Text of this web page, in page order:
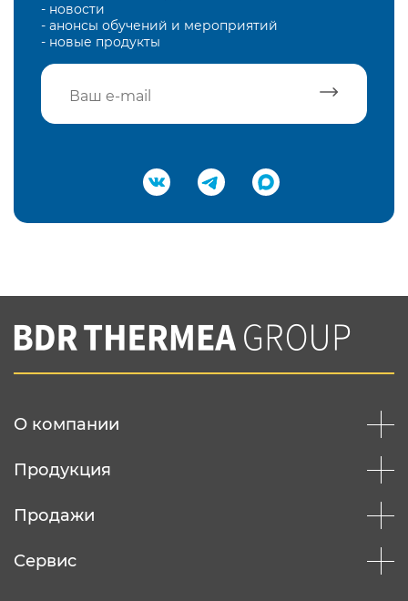
- новости
- анонсы обучений и мероприятий
- новые продукты
Подтвердить e-mail
Вы соглашаетесь с нашей политикой
конфеденциальности
О компании
Продукция
Продажи
Сервис